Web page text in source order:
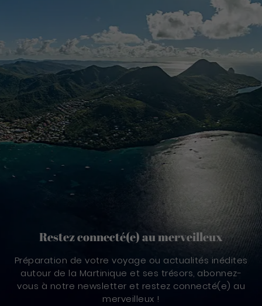
Restez connecté(e) au merveilleux
Préparation de votre voyage ou actualités inédites
autour de la Martinique et ses trésors, abonnez-
vous à notre newsletter et restez connecté(e) au
merveilleux !